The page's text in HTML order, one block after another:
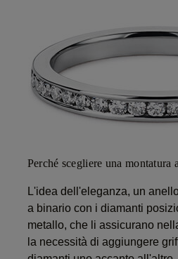
Perché scegliere una montatura
L'idea dell'eleganza, un
a binario con i diamanti
metallo, che li assicurano
la necessità di aggiungere